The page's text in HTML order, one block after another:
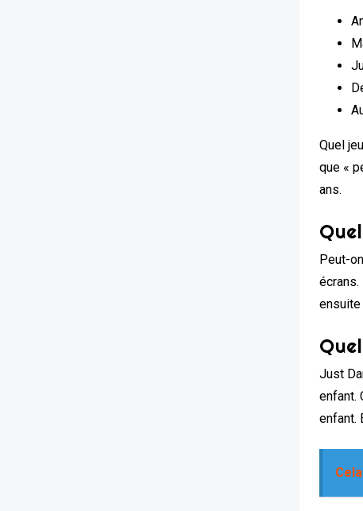
Quel
que «
ans.
Peut-
ensuite
Just
enfant.
enfant.